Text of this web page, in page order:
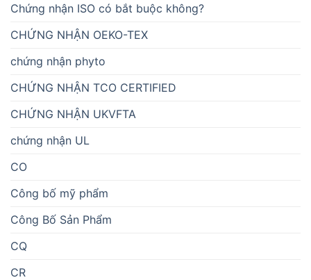
Chứng nhận ISO có bắt buộc không?
CHỨNG NHẬN OEKO-TEX
chứng nhận phyto
CHỨNG NHẬN TCO CERTIFIED
CHỨNG NHẬN UKVFTA
chứng nhận UL
CO
Công bố mỹ phẩm
Công Bố Sản Phẩm
CQ
CR